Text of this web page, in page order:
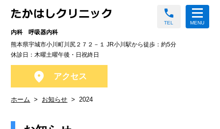
内科 呼吸器内科
call
TEL MENU
熊本県宇城市小川町川尻２７２－１ JR小川駅から徒歩：約5分
休診日：木曜土曜午後・日祝終日
location_on アクセス
ホーム お知らせ 2024